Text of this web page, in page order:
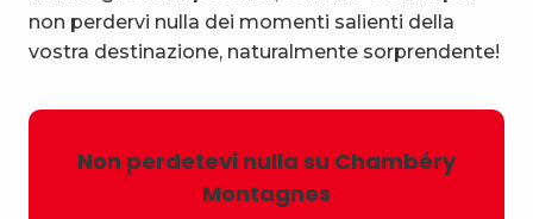
non perdervi nulla dei momenti salienti della
vostra destinazione, naturalmente sorprendente!
Non perdetevi nulla su Chambéry
Montagnes